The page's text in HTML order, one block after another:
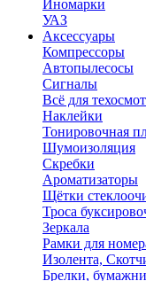
Иномарки
УАЗ
Аксесcуары
Компрессоры
Автопылесосы
Сигналы
Всё для
Наклейки
Тонировочная
Шумоизоляция
Скребки
Ароматизаторы
Щётки
Троса
Зеркала
Рамки для
Изолента,
Брелки,